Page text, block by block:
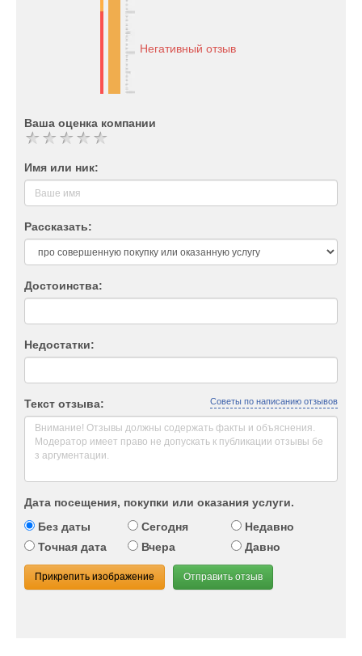
Негативный отзыв
Ваша оценка компании
Имя или ник:
Рассказать:
Достоинства:
Недостатки:
Текст отзыва: Советы по написанию отзывов
Дата посещения, покупки или оказания услуги.
Без даты
Сегодня
Недавно
Точная дата
Вчера Давно
Прикрепить изображение Отправить отзыв